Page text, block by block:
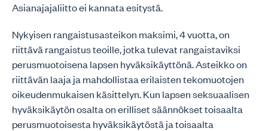
Asianajajaliitto ei kannata esitystä.
Nykyisen rangaistusasteikon maksimi, 4 vuotta, on
riittävä rangaistus teoille, jotka tulevat rangaistaviksi
perusmuotoisena lapsen hyväksikäyttönä. Asteikko on
riittävän laaja ja mahdollistaa erilaisten tekomuotojen
oikeudenmukaisen käsittelyn. Kun lapsen seksuaalisen
hyväksikäytön osalta on erilliset säännökset toisaalta
perusmuotoisesta hyväksikäytöstä ja toisaalta